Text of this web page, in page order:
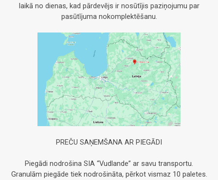
laikā no dienas, kad pārdevējs ir nosūtījis paziņojumu par
pasūtījuma nokomplektēšanu.
PREČU SAŅEMŠANA AR PIEGĀDI
Piegādi nodrošina SIA “Vudlande” ar savu transportu.
Granulām piegāde tiek nodrošināta, pērkot vismaz 10 paletes.